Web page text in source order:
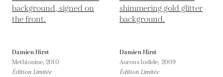
Damien Hirst
Methionine,2010
Édition Limitée
Damien Hirst
Aurous Iodide, 2009
Édition Limitée